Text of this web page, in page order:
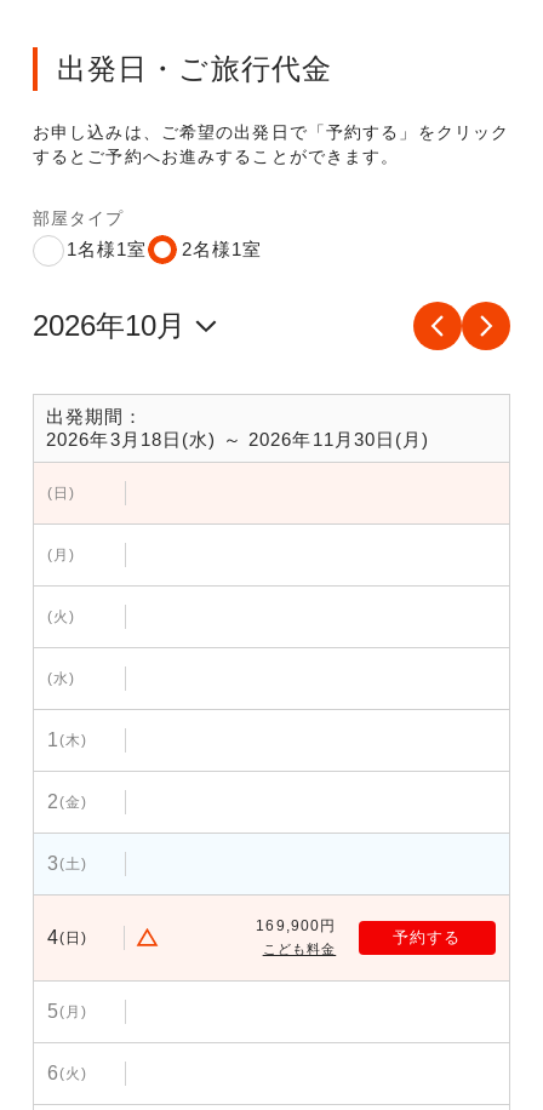
出発日・ご旅行代金
お申し込みは、ご希望の出発日で「予約する」をクリック
するとご予約へお進みすることができます。
部屋タイプ
1名様1室 2名様1室
出発期間：
2026年3月18日(水) ～ 2026年11月30日(月)
(日)
(月)
(火)
(水)
1(木)
2(金)
3(土)
4(日)
169,900円
こども料金
予約する
5(月)
6(火)